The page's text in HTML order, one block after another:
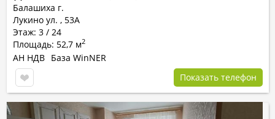
Балашиха г.
Лукино ул. , 53А
Этаж: 3 / 24
Площадь: 52,7 м2
АН НДВ База WinNER
Показать телефон